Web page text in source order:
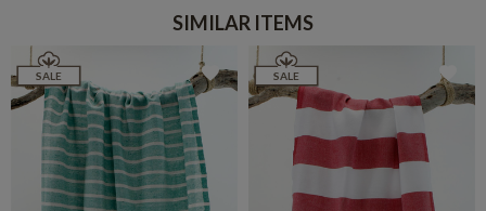
SIMILAR ITEMS
SALE SALE